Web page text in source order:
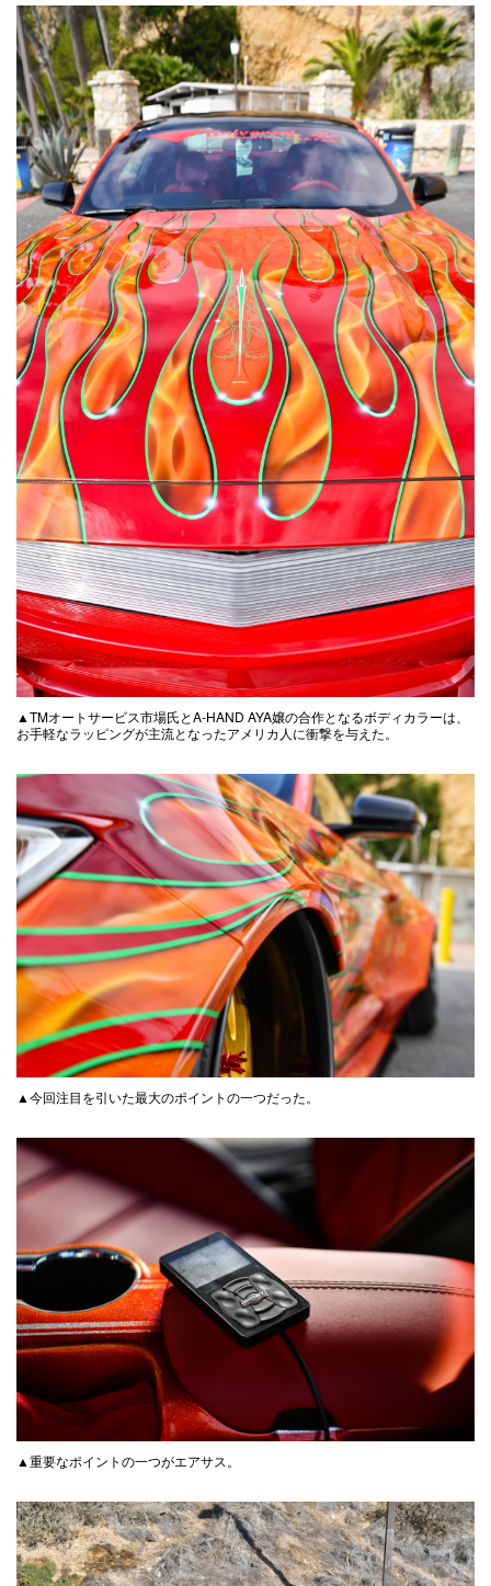
▲TMオートサービス市場氏とA-HAND AYA嬢の合作となるボディカラーは、
お手軽なラッピングが主流となったアメリカ人に衝撃を与えた。
▲今回注目を引いた最大のポイントの一つだった。
▲重要なポイントの一つがエアサス。